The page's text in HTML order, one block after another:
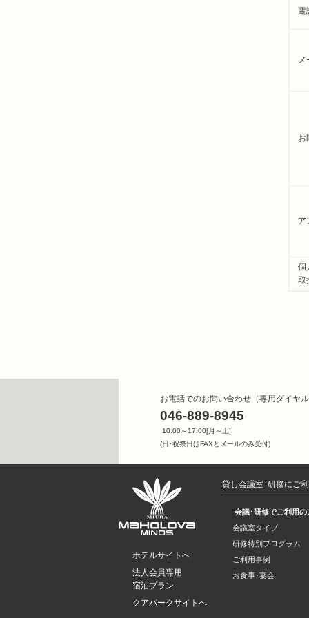
電
メ
お
ア
個
取
お電話でのお問い合わせ（専用ダイヤル
046-889-8945
10:00～17:00[月～土]
(日･祝祭日はFAXとメールのみ受付)
ホテルサイトへ
法人会員専用
宿泊プラン
クアパークサイトへ
貸し会議室･研修にご
会議･研修でご利用の
会議室タイプ
研修特別プログラム
ご利用事例
お食事･宴会